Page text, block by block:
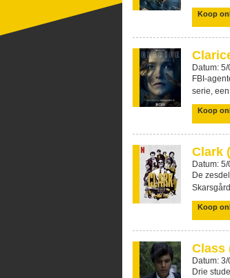
Koop
Datum:
FBI-
serie,
Koop
Clark
Datum:
De
Koop
Class
Datum:
Drie